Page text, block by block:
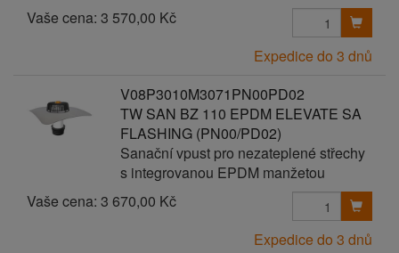
Vaše cena: 3 570,00 Kč
Expedice do 3 dnů
V08P3010M3071PN00PD02
TW SAN BZ 110 EPDM ELEVATE SA
FLASHING (PN00/PD02)
Sanační vpust pro nezateplené střechy
s integrovanou EPDM manžetou
Vaše cena: 3 670,00 Kč
Expedice do 3 dnů